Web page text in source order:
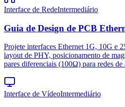
Interface de RedeIntermediário
Guia de Design de PCB
Projete interfaces Ethernet 1G, 10G e
layout de PHY, posicionamento de
pares diferenciais (100Ω) para redes de
Interface de VídeoIntermediário